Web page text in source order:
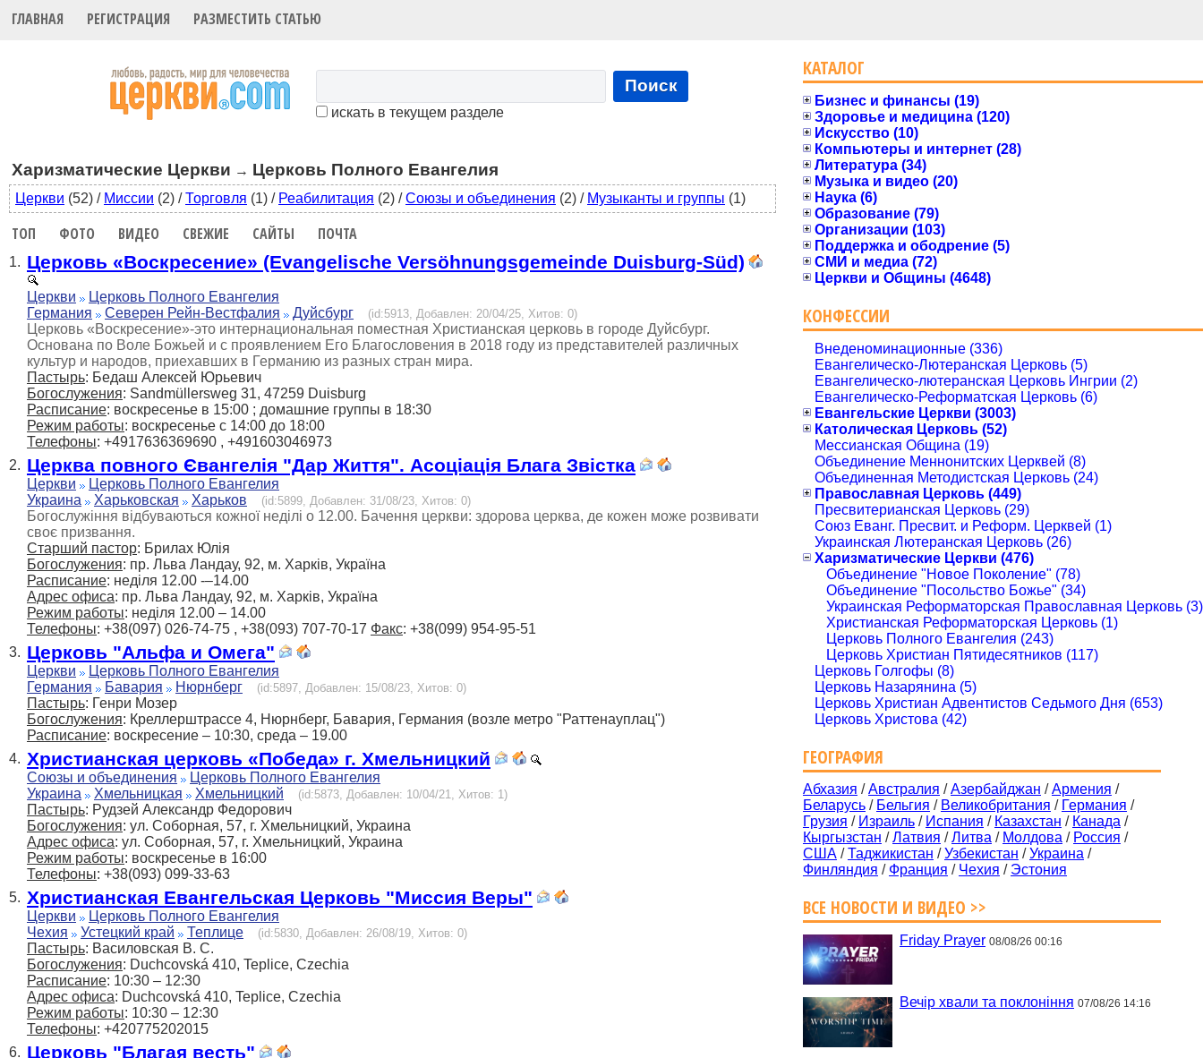
ГЛАВНАЯ РЕГИСТРАЦИЯ РАЗМЕСТИТЬ СТАТЬЮ
Поиск
искать в текущем разделе
Харизматические Церкви → Церковь Полного Евангелия
Церкви (52) / Миссии (2) /Торговля (1) / Реабилитация (2) /Союзы и объединения (2) / Музыканты и группы (1)
ТОП ФОТО ВИДЕО СВЕЖИЕ САЙТЫ ПОЧТА
1. Церковь «Воскресение» (Evangelische Versöhnungsgemeinde Duisburg-Süd)
Церкви
Церковь Полного Евангелия
Германия
Северен Рейн-Вестфалия Дуйсбург (id:5913, Добавлен: 20/04/25, Хитов: 0)
Церковь «Воскресение»-это интернациональная поместная Христианская церковь в городе Дуйсбург.
Основана по Воле Божьей и с проявлением Его Благословения в 2018 году из представителей различных
культур и народов, приехавших в Германию из разных стран мира.
Пастырь: Бедаш Алексей Юрьевич
Богослужения: Sandmüllersweg 31, 47259 Duisburg
Расписание: воскресенье в 15:00 ; домашние группы в 18:30
Режим работы: воскресенье с 14:00 до 18:00
Телефоны: +4917636369690 , +491603046973
2. Церква повного Євангелія "Дар Життя". Асоціація Блага Звістка
Церкви
Церковь Полного Евангелия
Украина
Харьковская Харьков (id:5899, Добавлен: 31/08/23, Хитов: 0)
Богослужіння відбуваються кожної неділі о 12.00. Бачення церкви: здорова церква, де кожен може розвивати
своє призвання.
Старший пастор: Брилах Юлія
Богослужения: пр. Льва Ландау, 92, м. Харків, Україна
Расписание: неділя 12.00 -–14.00
Адрес офиса: пр. Льва Ландау, 92, м. Харків, Україна
Режим работы: неділя 12.00 – 14.00
Телефоны: +38(097) 026-74-75 , +38(093) 707-70-17 Факс: +38(099) 954-95-51
3. Церковь "Альфа и Омега"
Церкви
Церковь Полного Евангелия
Германия
Бавария Нюрнберг (id:5897, Добавлен: 15/08/23, Хитов: 0)
Пастырь: Генри Мозер
Богослужения: Креллерштрассе 4, Нюрнберг, Бавария, Германия (возле метро "Раттенауплац")
Расписание: воскресение – 10:30, среда – 19.00
4. Христианская церковь «Победа» г. Хмельницкий
Союзы и объединения
Церковь Полного Евангелия
Украина
Хмельницкая Хмельницкий (id:5873, Добавлен: 10/04/21, Хитов: 1)
Пастырь: Рудзей Александр Федорович
Богослужения: ул. Соборная, 57, г. Хмельницкий, Украина
Адрес офиса: ул. Соборная, 57, г. Хмельницкий, Украина
Режим работы: воскресенье в 16:00
Телефоны: +38(093) 099-33-63
5. Христианская Евангельская Церковь "Миссия Веры"
Церкви
Церковь Полного Евангелия
Чехия
Устецкий край Теплице (id:5830, Добавлен: 26/08/19, Хитов: 0)
Пастырь: Василовская В. С.
Богослужения: Duchcovská 410, Teplice, Czechia
Расписание: 10:30 – 12:30
Адрес офиса: Duchcovská 410, Teplice, Czechia
Режим работы: 10:30 – 12:30
Телефоны: +420775202015
6. Церковь "Благая весть"
КАТАЛОГ
Бизнес и финансы (19)
Здоровье и медицина (120)
Искусство (10)
Компьютеры и интернет (28)
Литература (34)
Музыка и видео (20)
Наука (6)
Образование (79)
Организации (103)
Поддержка и ободрение (5)
СМИ и медиа (72)
Церкви и Общины (4648)
КОНФЕССИИ
Внеденоминационные (336)
Евангелическо-Лютеранская Церковь (5)
Евангелическо-лютеранская Церковь Ингрии (2)
Евангелическо-Реформатская Церковь (6)
Евангельские Церкви (3003)
Католическая Церковь (52)
Мессианская Община (19)
Объединение Меннонитских Церквей (8)
Объединенная Методистская Церковь (24)
Православная Церковь (449)
Пресвитерианская Церковь (29)
Союз Еванг. Пресвит. и Реформ. Церквей (1)
Украинская Лютеранская Церковь (26)
Харизматические Церкви (476)
Объединение "Новое Поколение" (78)
Объединение "Посольство Божье" (34)
Украинская Реформаторская Православная Церковь (3)
Христианская Реформаторская Церковь (1)
Церковь Полного Евангелия (243)
Церковь Христиан Пятидесятников (117)
Церковь Голгофы (8)
Церковь Назарянина (5)
Церковь Христиан Адвентистов Седьмого Дня (653)
Церковь Христова (42)
ГЕОГРАФИЯ
Абхазия /Австралия /Азербайджан /Армения /
Беларусь / Бельгия / Великобритания / Германия /
Грузия / Израиль / Испания / Казахстан / Канада /
Кыргызстан /Латвия /Литва / Молдова / Россия /
США /Таджикистан /Узбекистан /Украина /
Финляндия / Франция / Чехия / Эстония
ВСЕ НОВОСТИ И ВИДЕО >>
Friday Prayer 08/08/26 00:16
Вечір хвали та поклоніння 07/08/26 14:16